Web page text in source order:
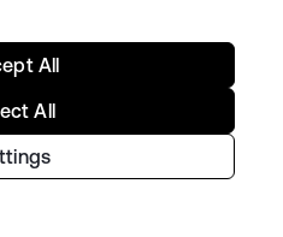
beraten zu lassen. Stützen
Materialien.
oder Garantien
haftet nicht für Verluste
All
All